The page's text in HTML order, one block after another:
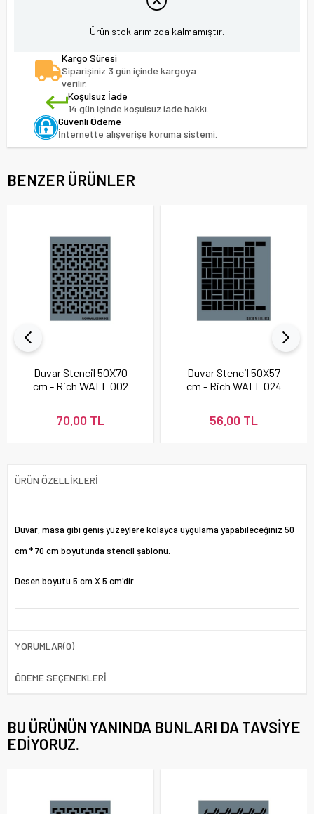
Ürün stoklarımızda kalmamıştır.
Kargo Süresi
Siparişiniz 3 gün içinde kargoya
verilir.
Koşulsuz İade
14 gün içinde koşulsuz iade hakkı.
Güvenli Ödeme
İnternette alışverişe koruma sistemi.
BENZER ÜRÜNLER
Duvar Stencil 50X70
cm - Rich WALL 002
70,00 TL
Duvar Stencil 50X57
cm - Rich WALL 024
56,00 TL
ÜRÜN ÖZELLIKLERI
Duvar, masa gibi geniş yüzeylere kolayca uygulama yapabileceğiniz 50
cm * 70 cm boyutunda stencil şablonu.
Desen boyutu 5 cm X 5 cm'dir.
YORUMLAR(0)
ÖDEME SEÇENEKLERI
BU ÜRÜNÜN YANINDA BUNLARI DA TAVSIYE
EDIYORUZ.